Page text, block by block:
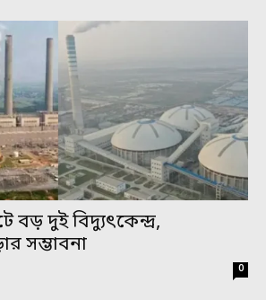
বড় দুই বিদ্যুৎকেন্দ্র,
সম্ভাবনা
0